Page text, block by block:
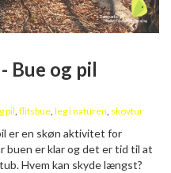
Bue og pil
pil, flitsbue, leg i naturen, skovtur
er en skøn aktivitet for
buen er klar og det er tid til at
Hvem kan skyde længst?